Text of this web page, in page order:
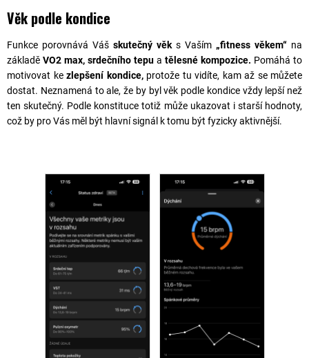
Věk podle kondice
Funkce porovnává Váš skutečný věk s Vaším „fitness věkem“ na
základě VO2 max, srdečního tepu a tělesné kompozice. Pomáhá to
motivovat ke zlepšení kondice,protože tu vidíte, kam až se můžete
dostat. Neznamená to ale, že by byl věk podle kondice vždy lepší než
ten skutečný. Podle konstituce totiž může ukazovat i starší hodnoty,
což by pro Vás měl být hlavní signál k tomu být fyzicky aktivnější.